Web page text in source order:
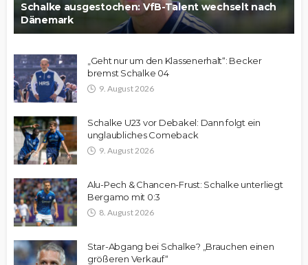
Schalke ausgestochen: VfB-Talent wechselt nach
Dänemark
„Geht nur um den Klassenerhalt“: Becker
bremst Schalke 04
9. August 2026
Schalke U23 vor Debakel: Dann folgt ein
unglaubliches Comeback
9. August 2026
Alu-Pech & Chancen-Frust: Schalke unterliegt
Bergamo mit 0:3
8. August 2026
Star-Abgang bei Schalke? „Brauchen einen
größeren Verkauf“